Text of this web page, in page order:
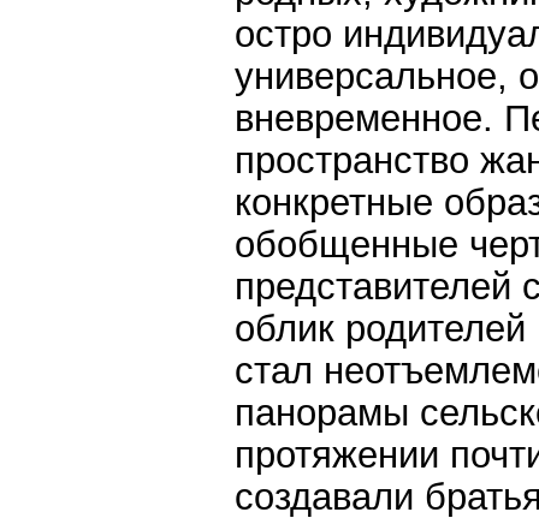
остро
универсальное,
вневременное.
пространство
конкретные
обобщенные
представителей
облик
стал
панорамы
протяжении
создавали